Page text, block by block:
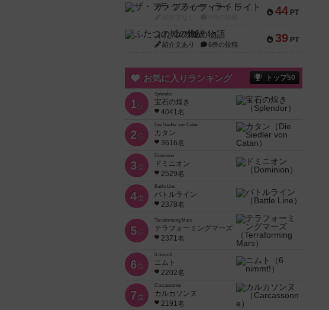
44 PT
ザ・フラッフィー・ライト
39 PT
ふたつの城の物語
紹介文あり 6件の投稿
お気に入りランキング トップ50
1位
Splendor
宝石の煌き
4041名
2位
Die Siedler von Catan
カタン
3616名
3位
Dominion
ドミニオン
2529名
4位
Battle Line
バトルライン
2378名
5位
Terraforming Mars
テラフォーミングマーズ
2371名
6位
6 nimmt!
ニムト
2202名
7位
Carcassonne
カルカソンヌ
2191名